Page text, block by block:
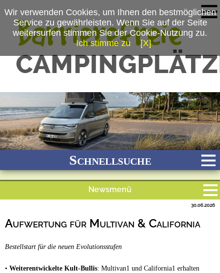
(c) Volkswagen NutzfahrzeugeSchnellsuche
Ganzjährig geöffnet
Newsmenü
Campingplätze
Camping & Caravan
Touristik
Aufwertung für Multivan & California
30.06.2026
Bestellstart für die neuen Evolutionsstufen
• Weiterentwickelte Kult-Bullis: Multivan1 und California1 erhalten
Wir verwenden Cookies, um Ihnen den bestmöglichen
Service zu gewährleisten. Wenn Sie auf der Seite
weitersurfen stimmen Sie der Cookie-Nutzung zu.
Ich stimme zu
[X]